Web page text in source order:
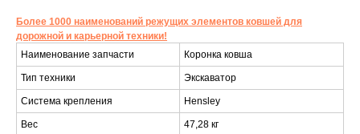
Более 1000 наименований режущих элементов ковшей для
дорожной и карьерной техники!
Наименование запчасти
Коронка ковша
Тип техники Экскаватор
Система крепления Hensley
Вес
47,28 кг